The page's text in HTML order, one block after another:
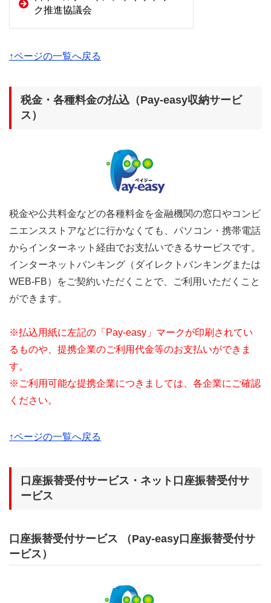
ク推進協議会
↑ページの一覧へ戻る
税金・各種料金の払込（Pay-easy収納サービ
ス）
税金や公共料金などの各種料金を金融機関の窓口やコンビ
ニエンスストアなどに行かなくても、パソコン・携帯電話
からインターネット経由でお支払いできるサービスです。
インターネットバンキング（ダイレクトバンキングまたは
WEB-FB）をご契約いただくことで、ご利用いただくこと
ができます。
※払込用紙に左記の「Pay-easy」マークが印刷されてい
るものや、提携企業のご利用代金等のお支払いができま
す。
※ご利用可能な提携企業につきましては、各企業にご確認
ください。
↑ページの一覧へ戻る
口座振替受付サービス・ネット口座振替受付サ
ービス
口座振替受付サービス （Pay-easy口座振替受付サ
ービス）